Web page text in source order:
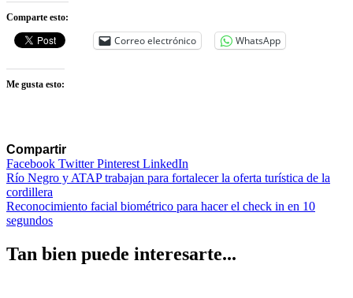
Comparte esto:
Correo electrónico WhatsApp
Me gusta esto:
Compartir
Facebook TwitterPinterest LinkedIn
Navegación
de
entradas
Río Negro y ATAP trabajan para fortalecer la oferta turística de la
cordillera
Reconocimiento facial biométrico para hacer el check in en 10
segundos
Tan bien puede interesarte...